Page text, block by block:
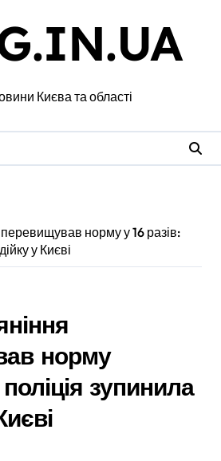
Києва та області
перевищував норму у 16 разів:
у Києві
норму
зупинила